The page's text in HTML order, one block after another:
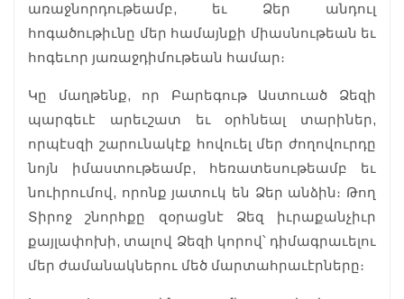
առաջնորդութեամբ, եւ Ձեր անդուլ
հոգածութիւնը մեր համայնքի միասնութեան եւ
հոգեւոր յառաջդիմութեան համար։
Կը մաղթենք, որ Բարեգութ Աստուած Ձեզի
պարգեւէ արեւշատ եւ օրհնեալ տարիներ,
որպէսզի շարունակէք հովուել մեր ժողովուրդը
նոյն իմաստութեամբ, հեռատեսութեամբ եւ
նուիրումով, որոնք յատուկ են Ձեր անձին։ Թող
Տիրոջ շնորհքը զօրացնէ Ձեզ իւրաքանչիւր
քայլափոխի, տալով Ձեզի կորով՝ դիմագրաւելու
մեր ժամանակներու մեծ մարտահրաւէրները։